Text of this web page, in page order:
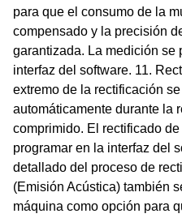
para que el consumo de la
compensado y la precisión
garantizada. La medición se
interfaz del software. 11.
extremo de la rectificación
automáticamente durante la
comprimido. El rectificado
programar en la interfaz del
detallado del proceso de
(Emisión Acústica) también
máquina como opción para